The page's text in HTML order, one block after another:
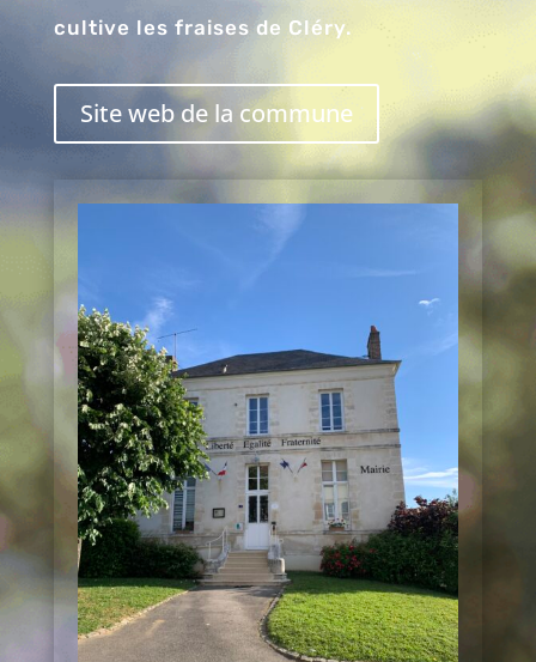
cultive les fraises de Cléry.
Site web de la commune